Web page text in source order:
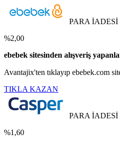
PARA İADESİ
%2,00
ebebek sitesinden alışveriş
Avantajix'ten tıklayıp ebebek.com
TIKLA KAZAN
PARA İADESİ
%1,60